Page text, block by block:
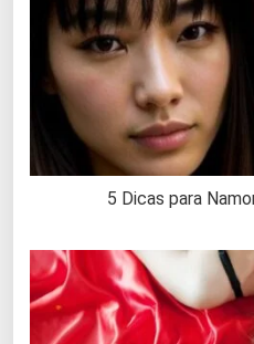
5 Dicas para